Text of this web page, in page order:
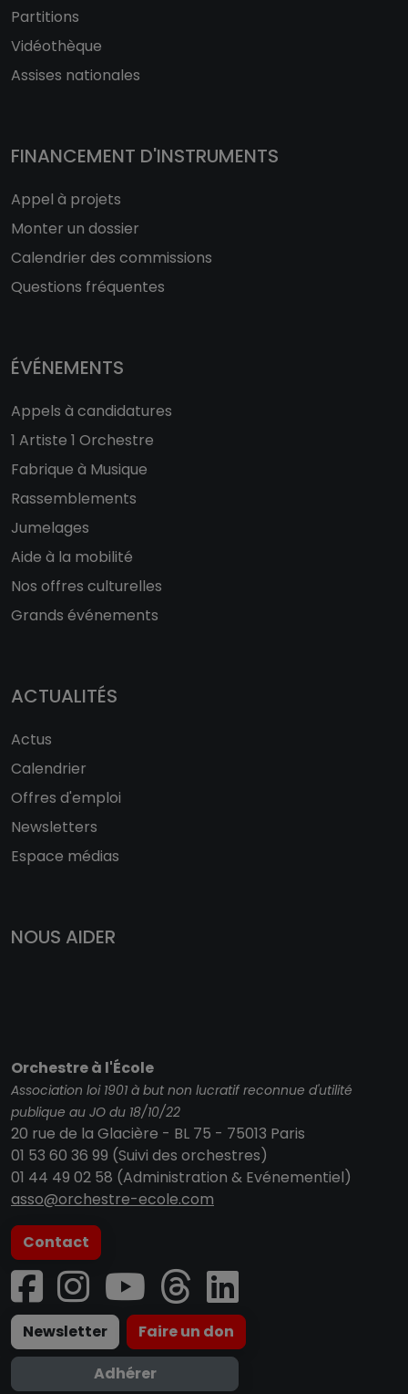
Partitions
Vidéothèque
Assises nationales
FINANCEMENT D'INSTRUMENTS
Appel à projets
Monter un dossier
Calendrier des commissions
Questions fréquentes
ÉVÉNEMENTS
Appels à candidatures
1 Artiste 1 Orchestre
Fabrique à Musique
Rassemblements
Jumelages
Aide à la mobilité
Nos offres culturelles
Grands événements
ACTUALITÉS
Actus
Calendrier
Offres d'emploi
Newsletters
Espace médias
NOUS AIDER
Orchestre à l'École
Association loi 1901 à but non lucratif reconnue d'utilité
publique au JO du 18/10/22
20 rue de la Glacière - BL 75 - 75013 Paris
01 53 60 36 99 (Suivi des orchestres)
01 44 49 02 58 (Administration & Evénementiel)
asso@orchestre-ecole.com
Contact
Newsletter
Faire un don
Adhérer